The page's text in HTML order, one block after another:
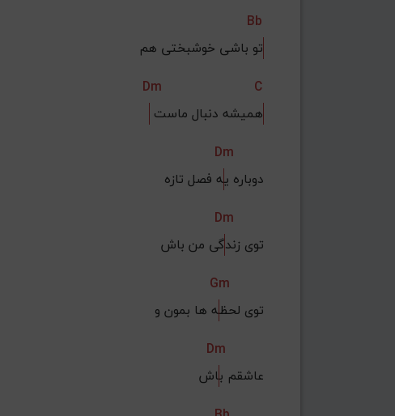
Bb
تو باشی خوشبختی هم
Dm
C
همیشه دنبال ماست
Dm
دوباره یه فصل تازه
Dm
توی زندگی من باش
Gm
توی لحظه ها بمون و
Dm
عاشقم باش